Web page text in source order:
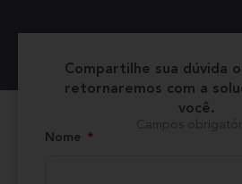
Compartilhe sua dúvida
retornaremos com a
você.
Campos
Nome